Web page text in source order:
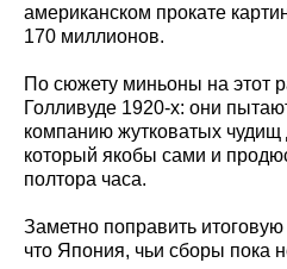
американском прокате
170 миллионов.
По сюжету миньоны на этот
Голливуде 1920-х: они
компанию жутковатых
который якобы сами и
полтора часа.
Заметно поправить
что Япония, чьи сборы пока